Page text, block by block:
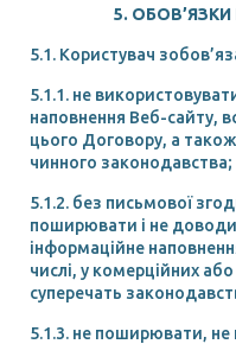
5.
5.1. Користувач
5.1.1. не
наповнення Веб-сайту,
цього Договору, а
чинного законодавства;
5.1.2. без письмової
поширювати і не
інформаційне
числі, у комерційних
суперечать
5.1.3. не поширювати, не